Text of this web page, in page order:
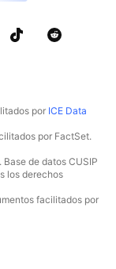
por ICE Data
por FactSet.
de datos CUSIP
los derechos
facilitados por